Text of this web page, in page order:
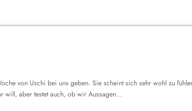
von Uschi bei uns geben. Sie scheint sich sehr wohl zu
will, aber testet auch, ob wir Aussagen...